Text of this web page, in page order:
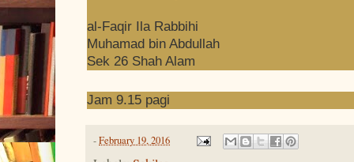
al-Faqir Ila Rabbihi
Muhamad bin Abdullah
Sek 26 Shah Alam
Jam 9.15 pagi
-February 19, 2016